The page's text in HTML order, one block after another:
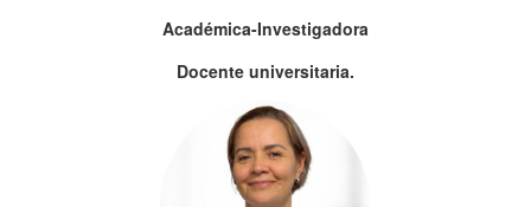
Académica-Investigadora
Docente universitaria.